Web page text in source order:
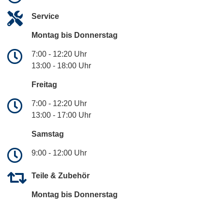
Service
Montag bis Donnerstag
7:00 - 12:20 Uhr
13:00 - 18:00 Uhr
Freitag
7:00 - 12:20 Uhr
13:00 - 17:00 Uhr
Samstag
9:00 - 12:00 Uhr
Teile & Zubehör
Montag bis Donnerstag